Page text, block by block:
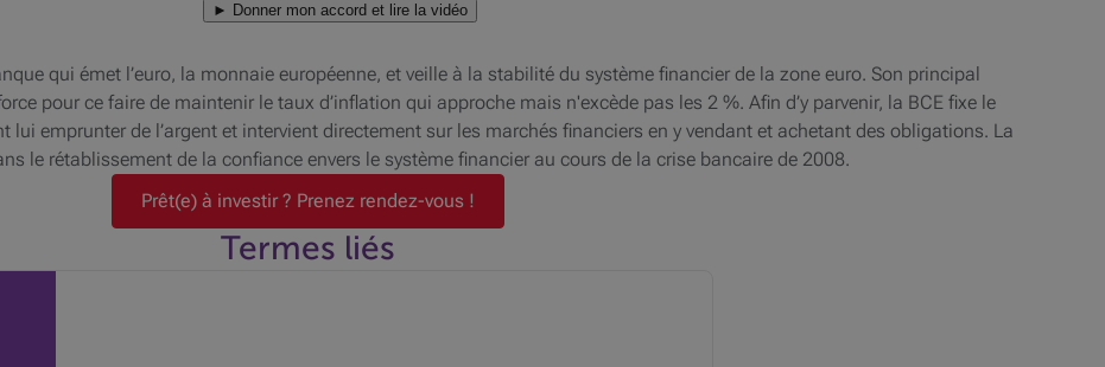
► Donner mon accord et lire la vidéo
qui émet l’euro, la monnaie européenne, et veille à la stabilité du système financier de la zone euro. Son principal
pour ce faire de maintenir le taux d’inflation qui approche mais n'excède pas les 2 %. Afin d’y parvenir, la BCE fixe le
lui emprunter de l’argent et intervient directement sur les marchés financiers en y vendant et achetant des obligations. La
le rétablissement de la confiance envers le système financier au cours de la crise bancaire de 2008.
Prêt(e) à investir ? Prenez rendez-vous !
Termes liés